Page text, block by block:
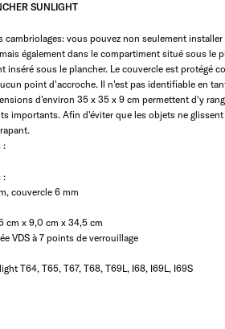
SUNLIGHT
cambriolages: vous pouvez non seulement
également dans le compartiment situé sous le
inséré sous le plancher. Le couvercle est protégé
point d'accroche. Il n'est pas identifiable en
d'environ 35 x 35 x 9 cm permettent d'y
importants. Afin d'éviter que les objets ne
:
:
couvercle 6 mm
cm x 9,0 cm x 34,5 cm
VDS à 7 points de verrouillage
T64, T65, T67, T68, T69L, I68, I69L, I69S